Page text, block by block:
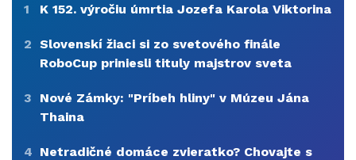
1 K 152. výročiu úmrtia Jozefa Karola Viktorina
2 Slovenskí žiaci si zo svetového finále
RoboCup priniesli tituly majstrov sveta
3
Nové Zámky: "Príbeh hliny" v Múzeu Jána
Thaina
4 Netradičné domáce zvieratko? Chovajte s